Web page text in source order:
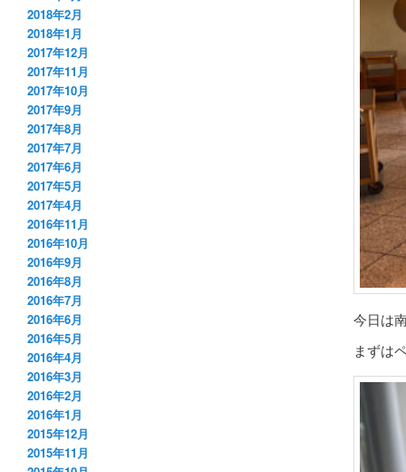
今日は
まずは
2018年2月
2018年1月
2017年12月
2017年11月
2017年10月
2017年9月
2017年8月
2017年7月
2017年6月
2017年5月
2017年4月
2016年11月
2016年10月
2016年9月
2016年8月
2016年7月
2016年6月
2016年5月
2016年4月
2016年3月
2016年2月
2016年1月
2015年12月
2015年11月